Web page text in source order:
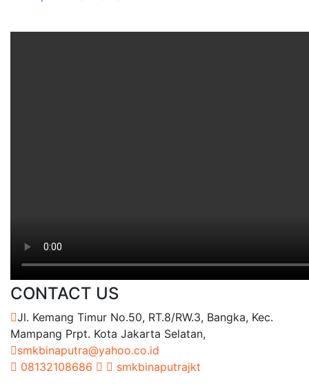
CONTACT US
Jl. Kemang Timur No.50, RT.8/RW.3, Bangka, Kec.
Mampang Prpt. Kota Jakarta Selatan,
smkbinaputra@yahoo.co.id
08132108686
smkbinaputrajkt